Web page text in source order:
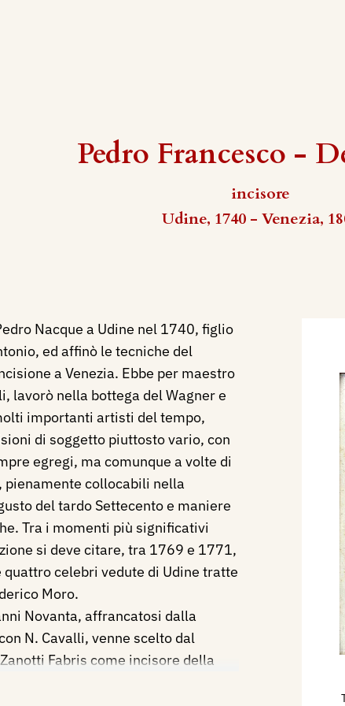
Pedro Francesco -
incisore
Udine, 1740 - Venezia,
Nacque a Udine nel 1740, figlio
ed affinò le tecniche del
a Venezia. Ebbe per maestro
lavorò nella bottega del Wagner e
importanti artisti del tempo,
di soggetto piuttosto vario, con
egregi, ma comunque a volte di
pienamente collocabili nella
del tardo Settecento e maniere
Tra i momenti più significativi
si deve citare, tra 1769 e 1771,
quattro celebri vedute di Udine tratte
Moro.
Novanta, affrancatosi dalla
N. Cavalli, venne scelto dal
Fabris come incisore della
rame cavate dai quadri di Tiziano,